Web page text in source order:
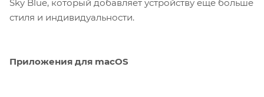
Sky Blue, который добавляет устройству еще больше
стиля и индивидуальности.
Приложения для macOS